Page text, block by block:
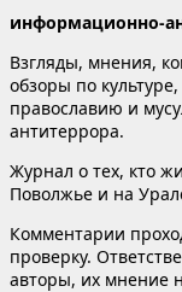
информационно-
Взгляды, мнения,
обзоры по
православию и
антитеррора.
Журнал о тех, кто
Поволжье и на
Комментарии
проверку.
авторы, их мнение